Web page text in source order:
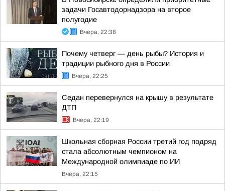
задачи Госавтодорнадзора на второе
полугодие
Вчера, 22:38
Почему четверг — день рыбы? История и
традиции рыбного дня в России
Вчера, 22:25
Седан перевернулся на крышу в результате
ДТП
Вчера, 22:19
Школьная сборная России третий год подряд
стала абсолютным чемпионом на
Международной олимпиаде по ИИ
Вчера, 22:15